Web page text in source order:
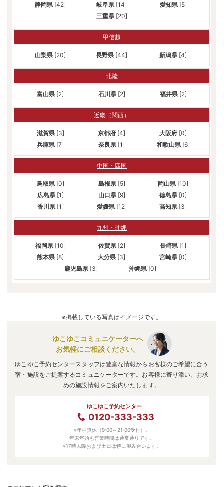
静岡県 [42] 岐阜県 [14] 愛知県 [5]
三重県 [20]
甲信越
山梨県 [20] 長野県 [44] 新潟県 [4]
北陸
富山県 [2] 石川県 [2] 福井県 [2]
近畿（関西）
滋賀県 [3] 京都府 [4] 大阪府 [0]
兵庫県 [7] 奈良県 [1] 和歌山県 [6]
中国・四国
鳥取県 [0] 島根県 [5] 岡山県 [10]
広島県 [1] 山口県 [9] 徳島県 [0]
香川県 [1] 愛媛県 [12] 高知県 [3]
九州・沖縄
福岡県 [10] 佐賀県 [2] 長崎県 [1]
熊本県 [8] 大分県 [3] 宮崎県 [0]
鹿児島県 [3] 沖縄県 [0]
※掲載している写真はイメージです。
ゆこゆこコミュニケーターへ
お気軽にご相談ください。
ゆこゆこ予約センタースタッフは豊富な情報からお客様のご希望に合う
宿・施設をご提案するコミュニケーターです。お客様に寄り添い、お求
めの施設情報をご案内いたします。
ゆこゆこ予約センター
0120-333-333
※年中無休（9:00～21:00受付）。
年末年始も営業時間は通常通りです。
※17時以降および土日は特に混み合います。